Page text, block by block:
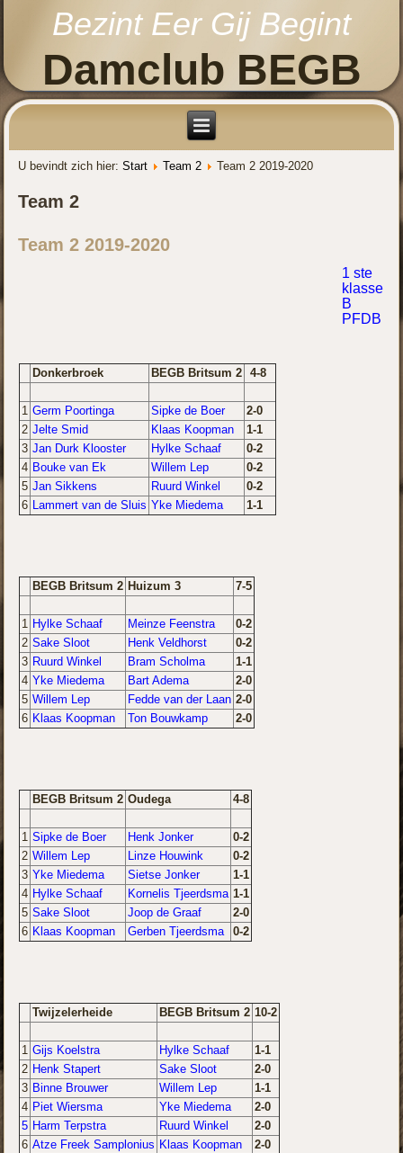
Bezint Eer Gij Begint
Damclub BEGB
U bevindt zich hier:Start Team 2 Team 2 2019-2020
Team 2
Team 2 2019-2020
1 ste
klasse
B
PFDB
Donkerbroek BEGB Britsum 2 4-8
1 Germ Poortinga Sipke de Boer
2-0
2 Jelte Smid Klaas Koopman
1-1
3 Jan Durk Klooster Hylke Schaaf
0-2
4 Bouke van Ek Willem Lep
0-2
5 Jan Sikkens Ruurd Winkel
0-2
6 Lammert van de Sluis Yke Miedema 1-1
BEGB Britsum 2 Huizum 3 7-5
1 Hylke Schaaf Meinze Feenstra
0-2
2 Sake Sloot Henk Veldhorst
0-2
3 Ruurd Winkel Bram Scholma
1-1
4 Yke Miedema Bart Adema
2-0
5 Willem Lep Fedde van der Laan 2-0
6 Klaas Koopman Ton Bouwkamp 2-0
BEGB Britsum 2 Oudega 4-8
1 Sipke de Boer Henk Jonker
0-2
2 Willem Lep Linze Houwink
0-2
3 Yke Miedema Sietse Jonker
1-1
4 Hylke Schaaf Kornelis Tjeerdsma 1-1
5 Sake Sloot Joop de Graaf
2-0
6 Klaas Koopman Gerben Tjeerdsma 0-2
Twijzelerheide BEGB Britsum 2 10-2
1 Gijs Koelstra Hylke Schaaf
1-1
2 Henk Stapert Sake Sloot
2-0
3 Binne Brouwer Willem Lep
1-1
4 Piet Wiersma Yke Miedema
2-0
5 Harm Terpstra Ruurd Winkel
2-0
6 Atze Freek Samplonius Klaas Koopman 2-0